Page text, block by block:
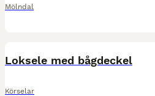
Mölndal
Loksele med bågdeckel
Körselar